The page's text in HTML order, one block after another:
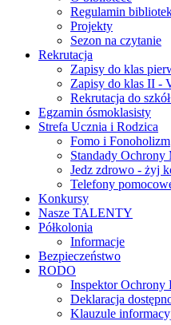
Regulamin
Projekty
Sezon na czytanie
Rekrutacja
Zapisy do klas
Zapisy do klas II -
Rekrutacja do
Egzamin ósmoklasisty
Strefa Ucznia i Rodzica
Fomo i Fonoholizm
Standady Ochrony
Jedz zdrowo - żyj
Telefony
Konkursy
Nasze TALENTY
Półkolonia
Informacje
Bezpieczeństwo
RODO
Inspektor Ochrony
Deklaracja
Klauzule